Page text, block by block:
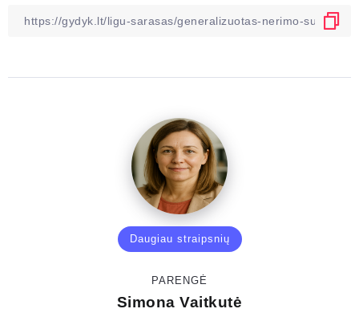
Daugiau straipsnių
PARENGĖ
Simona Vaitkutė